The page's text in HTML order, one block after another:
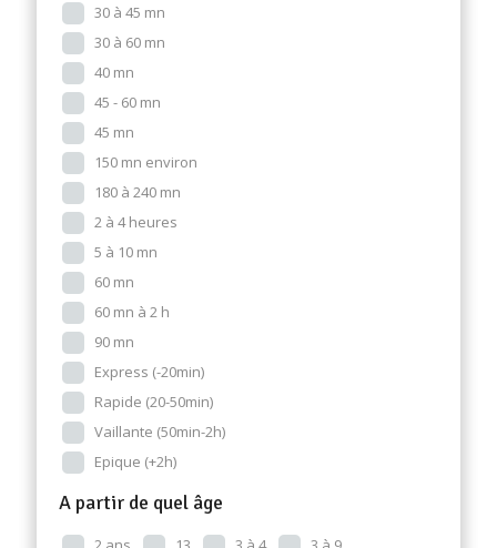
30 à 45 mn
30 à 60 mn
40 mn
45 - 60 mn
45 mn
150 mn environ
180 à 240 mn
2 à 4 heures
5 à 10 mn
60 mn
60 mn à 2 h
90 mn
Express (-20min)
Rapide (20-50min)
Vaillante (50min-2h)
Epique (+2h)
A partir de quel âge